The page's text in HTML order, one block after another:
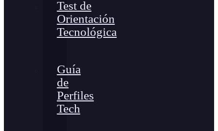
Test de
Orientación
Tecnológica
Guía
de
Perfiles
Tech